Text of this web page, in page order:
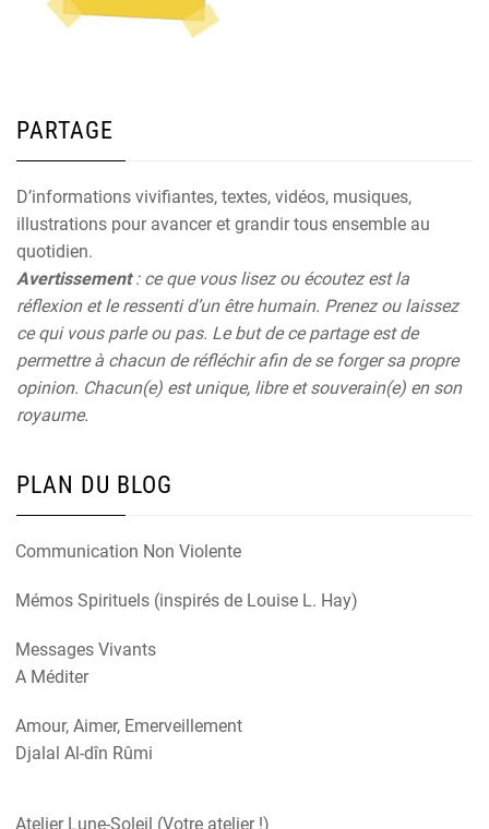
PARTAGE
D’informations vivifiantes, textes, vidéos, musiques,
illustrations pour avancer et grandir tous ensemble au
quotidien.
Avertissement: ce que vous lisez ou écoutez est la
réflexion et le ressenti d’un être humain. Prenez ou laissez
ce qui vous parle ou pas. Le but de ce partage est de
permettre à chacun de réfléchir afin de se forger sa propre
opinion. Chacun(e) est unique, libre et souverain(e) en son
royaume.
PLAN DU BLOG
Communication Non Violente
Mémos Spirituels (inspirés de Louise L. Hay)
Messages Vivants
A Méditer
Amour, Aimer, Emerveillement
Djalal Al-dîn Rûmi
Atelier Lune-Soleil (Votre atelier !)